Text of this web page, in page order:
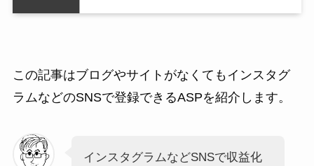
この記事はブログやサイトがなくてもインスタグ
ラムなどのSNSで登録できるASPを紹介します。
インスタグラムなどSNSで収益化